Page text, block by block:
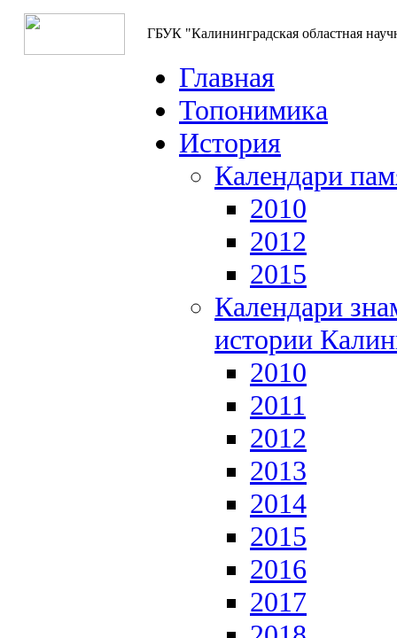
ГБУК "Калининградская областная
Главная
Топонимика
История
Календари
2010
2012
2015
Календари
истории
2010
2011
2012
2013
2014
2015
2016
2017